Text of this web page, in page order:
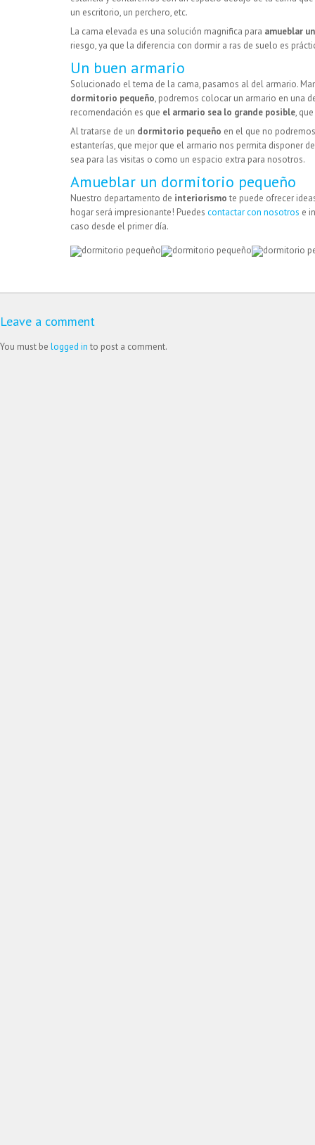
un escritorio, un perchero, etc.
La cama elevada es una solución magnifica para amueblar
riesgo, ya que la diferencia con dormir a ras de suelo es
Un buen armario
Solucionado el tema de la cama, pasamos al del armario.
dormitorio pequeño, podremos colocar un armario en una
recomendación es que el armario sea lo grande posible,
Al tratarse de un dormitorio pequeño en el que no
estanterías, que mejor que el armario nos permita disponer
sea para las visitas o como un espacio extra para nosotros.
Amueblar un dormitorio pequeño
Nuestro departamento de interiorismo te puede ofrecer
hogar será impresionante! Puedes contactar con nosotros e
caso desde el primer día.
Leave a comment
You must be logged in to post a comment.